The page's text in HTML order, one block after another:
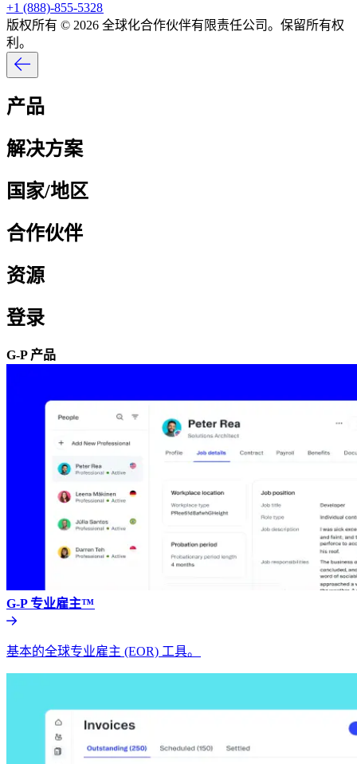
+1 (888)-855-5328​​
版权所有 © 2026 全球化合作伙伴有限责任公司。保留所有权
利。​​
产品​​
解决方案​​
国家/地区​​
合作伙伴​​
资源​​
登录​​
G-P 产品​​
G-P 专业雇主™​​
基本的全球专业雇主 (EOR) 工具。​​